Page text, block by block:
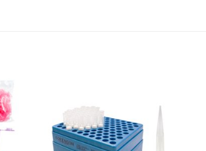
to Add to
wishlist